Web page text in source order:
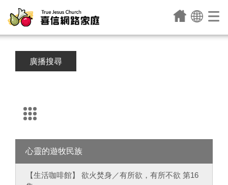
廣播搜尋
心靈的遊牧民族
【生活咖啡館】 欲火焚身／有所欲，有所不欲 第16